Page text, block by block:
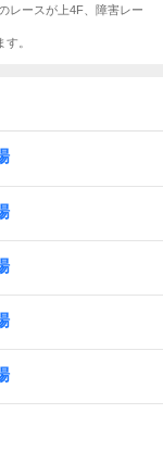
レースが上4F、障害レー
。